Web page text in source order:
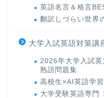
英語名言＆格言
翻訳しづらい世界
大学入試英語対策講
2026年大学入試
熟語問題集
高校生×AI英語学習
大学受験英語専門